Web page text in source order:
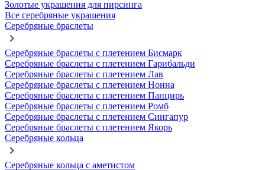
Золотые украшения для пирсинга
Все серебряные украшения
Серебряные браслеты
Серебряные браслеты с плетением Бисмарк
Серебряные браслеты с плетением Гарибальди
Серебряные браслеты с плетением Лав
Серебряные браслеты с плетением Нонна
Серебряные браслеты с плетением Панцирь
Серебряные браслеты с плетением Ромб
Серебряные браслеты с плетением Сингапур
Серебряные браслеты с плетением Якорь
Серебряные кольца
Серебряные кольца с аметистом